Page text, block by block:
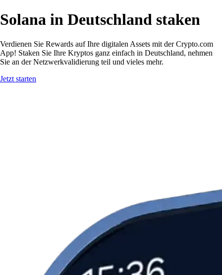
Solana in Deutschland staken
Verdienen Sie Rewards auf Ihre digitalen Assets mit der Crypto.com
App! Staken Sie Ihre Kryptos ganz einfach in Deutschland, nehmen
Sie an der Netzwerkvalidierung teil und vieles mehr.
Jetzt starten